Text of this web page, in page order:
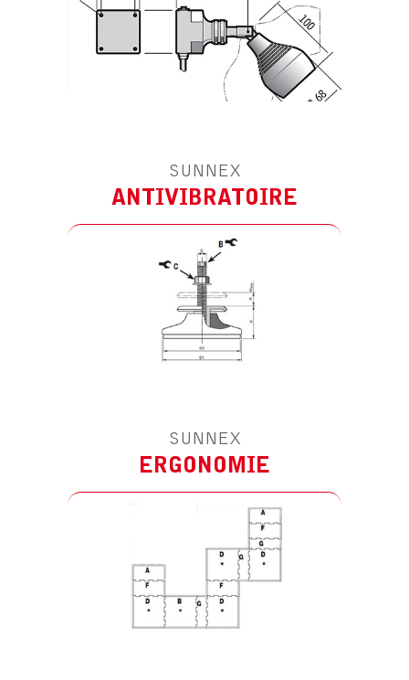
SUNNEX
ANTIVIBRATOIRE
SUNNEX
ERGONOMIE
ERGONOMIQUES ET ACCESSOIRES